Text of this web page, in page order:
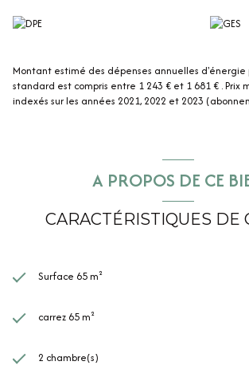
Montant estimé des dépenses annuelles d'énergie
standard est compris entre 1 243 € et 1 681 € . Prix
indexés sur les années 2021, 2022 et 2023
A PROPOS DE CE
CARACTÉRISTIQUES DE
Surface 65 m²
carrez 65 m²
2 chambre(s)